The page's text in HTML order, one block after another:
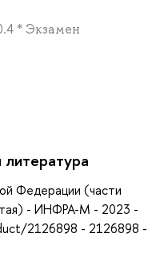
* Экзамен
Федерации (части
- ИНФРА-М - 2023 -
2126898 - 2126898 -